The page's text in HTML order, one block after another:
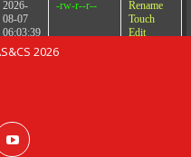
2026-
08-07
06:03:39
-rw-r--r--
Rename
Touch
Edit
2026-
08-07
06:16:35
2026